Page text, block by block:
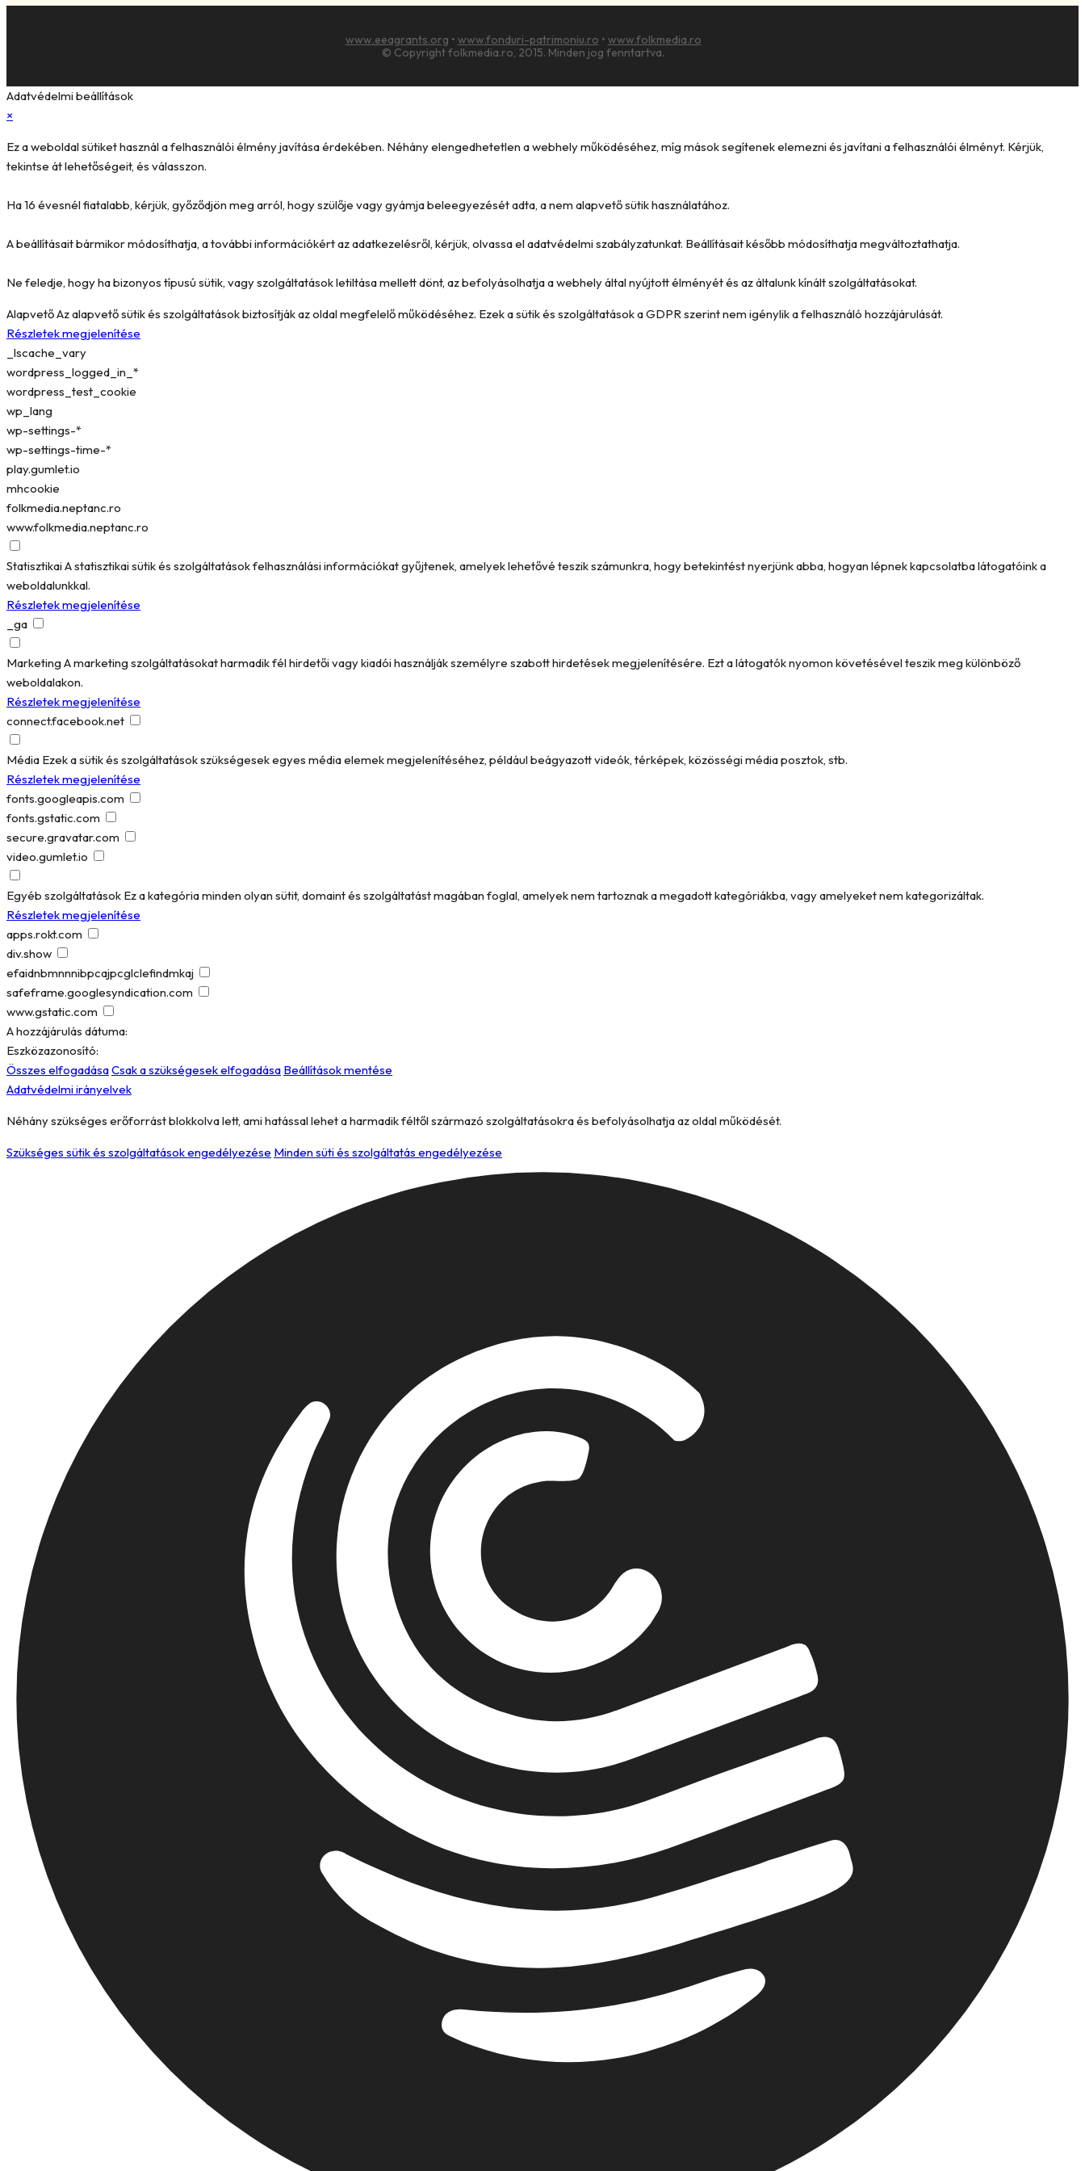
www.eeagrants.org • www.fonduri-patrimoniu.ro • www.folkmedia.ro
© Copyright folkmedia.ro, 2015. Minden jog fenntartva.
Adatvédelmi beállítások
×
Ez a weboldal sütiket használ a felhasználói élmény javítása érdekében. Néhány elengedhetetlen a webhely működéséhez, míg mások segítenek elemezni és javítani a felhasználói élményt. Kérjük,
tekintse át lehetőségeit, és válasszon.
Ha 16 évesnél fiatalabb, kérjük, győződjön meg arról, hogy szülője vagy gyámja beleegyezését adta, a nem alapvető sütik használatához.
A beállításait bármikor módosíthatja, a további információkért az adatkezelésről, kérjük, olvassa el adatvédelmi szabályzatunkat. Beállításait később módosíthatja megváltoztathatja.
Ne feledje, hogy ha bizonyos típusú sütik, vagy szolgáltatások letiltása mellett dönt, az befolyásolhatja a webhely által nyújtott élményét és az általunk kínált szolgáltatásokat.
AlapvetőAz alapvető sütik és szolgáltatások biztosítják az oldal megfelelő működéséhez. Ezek a sütik és szolgáltatások a GDPR szerint nem igénylik a felhasználó hozzájárulását.
Részletek megjelenítése
_lscache_vary
wordpress_logged_in_*
wordpress_test_cookie
wp_lang
wp-settings-*
wp-settings-time-*
play.gumlet.io
mhcookie
folkmedia.neptanc.ro
www.folkmedia.neptanc.ro
StatisztikaiA statisztikai sütik és szolgáltatások felhasználási információkat gyűjtenek, amelyek lehetővé teszik számunkra, hogy betekintést nyerjünk abba, hogyan lépnek kapcsolatba látogatóink a
weboldalunkkal.
Részletek megjelenítése
_ga
Marketing A marketing szolgáltatásokat harmadik fél hirdetői vagy kiadói használják személyre szabott hirdetések megjelenítésére. Ezt a látogatók nyomon követésével teszik meg különböző
weboldalakon.
Részletek megjelenítése
connect.facebook.net
Média Ezek a sütik és szolgáltatások szükségesek egyes média elemek megjelenítéséhez, például beágyazott videók, térképek, közösségi média posztok, stb.
Részletek megjelenítése
fonts.googleapis.com
fonts.gstatic.com
secure.gravatar.com
video.gumlet.io
Egyéb szolgáltatások Ez a kategória minden olyan sütit, domaint és szolgáltatást magában foglal, amelyek nem tartoznak a megadott kategóriákba, vagy amelyeket nem kategorizáltak.
Részletek megjelenítése
apps.rokt.com
div.show
efaidnbmnnnibpcajpcglclefindmkaj
safeframe.googlesyndication.com
www.gstatic.com
A hozzájárulás dátuma:
Eszközazonosító:
Összes elfogadásaCsak a szükségesek elfogadása Beállítások mentése
Adatvédelmi irányelvek
Néhány szükséges erőforrást blokkolva lett, ami hatással lehet a harmadik féltől származó szolgáltatásokra és befolyásolhatja az oldal működését.
Szükséges sütik és szolgáltatások engedélyezése Minden süti és szolgáltatás engedélyezése